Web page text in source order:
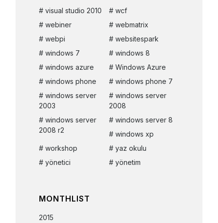
visual studio 2010
wcf
webiner
webmatrix
webpi
websitespark
windows 7
windows 8
windows azure
Windows Azure
windows phone
windows phone 7
windows server
2003
windows server
2008
windows server
2008 r2
windows server 8
windows xp
workshop
yaz okulu
yönetici
yönetim
MONTHLIST
2015